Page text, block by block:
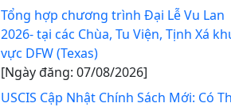
Tổng hợp chương trình Đại Lễ Vu Lan
2026- tại các Chùa, Tu Viện, Tịnh Xá
vực DFW (Texas)
[Ngày đăng: 07/08/2026]
USCIS Cập Nhật Chính Sách Mới: Có